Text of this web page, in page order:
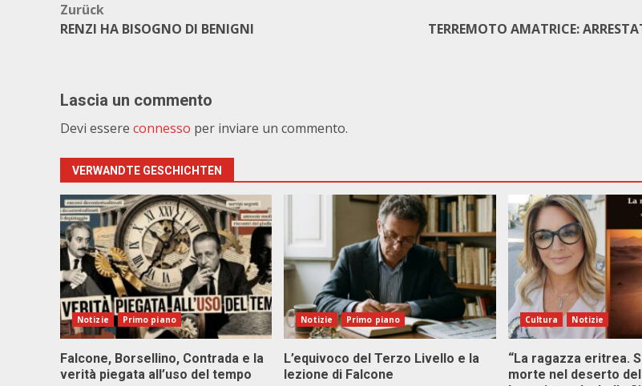
Beitragsnavigation
Zurück
RENZI HA BISOGNO DI BENIGNI
TERREMOTO AMATRICE:
Lascia un commento
Devi essere connesso per inviare un commento.
VERWANDTE GESCHICHTEN
Notizie Primo piano
Falcone, Borsellino, Contrada e la
verità piegata all’uso del tempo
Notizie Primo piano
L’equivoco del Terzo Livello e la
lezione di Falcone
Cultura Notizie
“La ragazza eritrea.
morte nel deserto del